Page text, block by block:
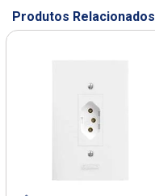
Produtos Relacionados